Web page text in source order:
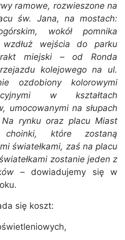
ramowe, rozwieszone na
św. Jana, na mostach:
wokół pomnika
wzdłuż wejścia do parku
miejski – od Ronda
kolejowego na ul.
ozdobiony kolorowymi
w kształtach
umocowanymi na słupach
rynku oraz placu Miast
choinki, które zostaną
światełkami, zaś na placu
zostanie jeden z
– dowiadujemy się w
się koszt: